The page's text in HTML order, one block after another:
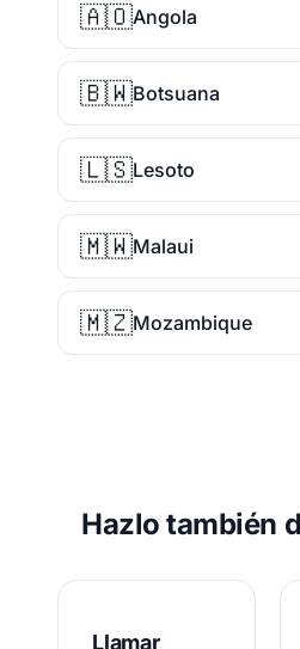
🇦🇴Angola
🇧🇼Botsuana
🇱🇸Lesoto
🇲🇼Malaui
🇲🇿Mozambique
Hazlo también
Llamar